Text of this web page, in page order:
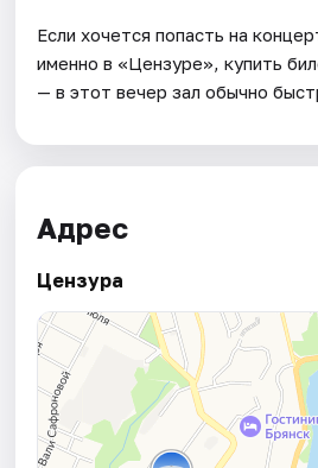
Если хочется попасть на
именно в «Цензуре», купить
— в этот вечер зал обычно
Адрес
Цензура